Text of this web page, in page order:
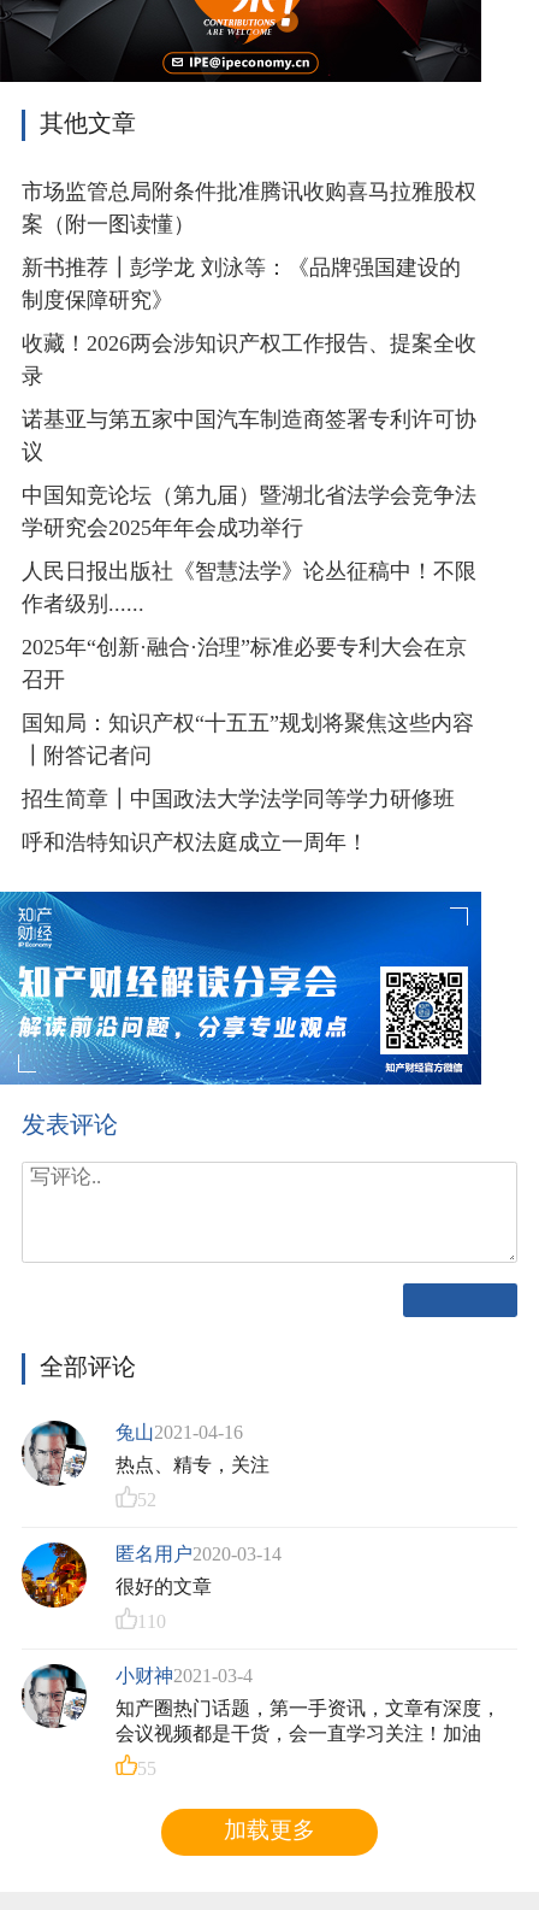
其他文章
市场监管总局附条件批准腾讯收购喜马拉雅股权
案（附一图读懂）
新书推荐┃彭学龙 刘泳等：《品牌强国建设的
制度保障研究》
收藏！2026两会涉知识产权工作报告、提案全收
录
诺基亚与第五家中国汽车制造商签署专利许可协
议
中国知竞论坛（第九届）暨湖北省法学会竞争法
学研究会2025年年会成功举行
人民日报出版社《智慧法学》论丛征稿中！不限
作者级别......
2025年“创新·融合·治理”标准必要专利大会在京
召开
国知局：知识产权“十五五”规划将聚焦这些内容
┃附答记者问
招生简章┃中国政法大学法学同等学力研修班
呼和浩特知识产权法庭成立一周年！
发表评论
全部评论
兔山2021-04-16
热点、精专，关注
52
匿名用户2020-03-14
很好的文章
110
小财神2021-03-4
知产圈热门话题，第一手资讯，文章有深度，
会议视频都是干货，会一直学习关注！加油
55
加载更多